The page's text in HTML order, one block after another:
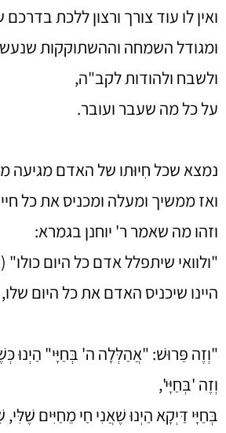
ואין לו עוד צורך ורצון ללכת
ומגודל השמחה וההשתוקקות
ולשבח ולהודות לקב"ה,
על כל מה שעבר ועובר.
נמצא שכל חִיוּתו של האדם מגיעה
ואז ממשיך ומעלה ומכניס את כל
וזהו מה שאמר ר' יוחנן בגמרא:
"ולוואי שיתפלל אדם כל היום
היינו שיכניס האדם את כל היום
"וְזֶה פֵּרוּשׁ: "אֲהַלְּלָה ה' בְּחַיָּי" הַיְנוּ
וְזֶה 'בְּחַיָּי',
בְּחַיָּי דַּיְקָא הַיְנוּ שֶׁאֲנִי חַי מֵחַיִּים שֶׁלִּי,